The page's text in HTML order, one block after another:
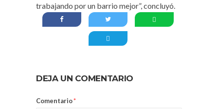
trabajando por un barrio mejor”, concluyó.
DEJA UN COMENTARIO
Comentario*